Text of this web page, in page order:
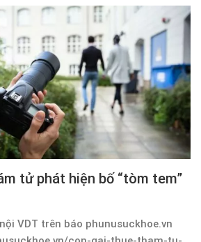
tử phát hiện bố “tòm tem”
VDT trên báo phunusuckhoe.vn